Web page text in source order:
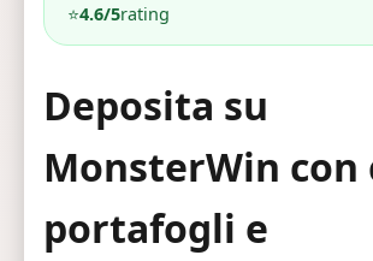
⭐4.6/5rating
Deposita su
MonsterWin con
portafogli e